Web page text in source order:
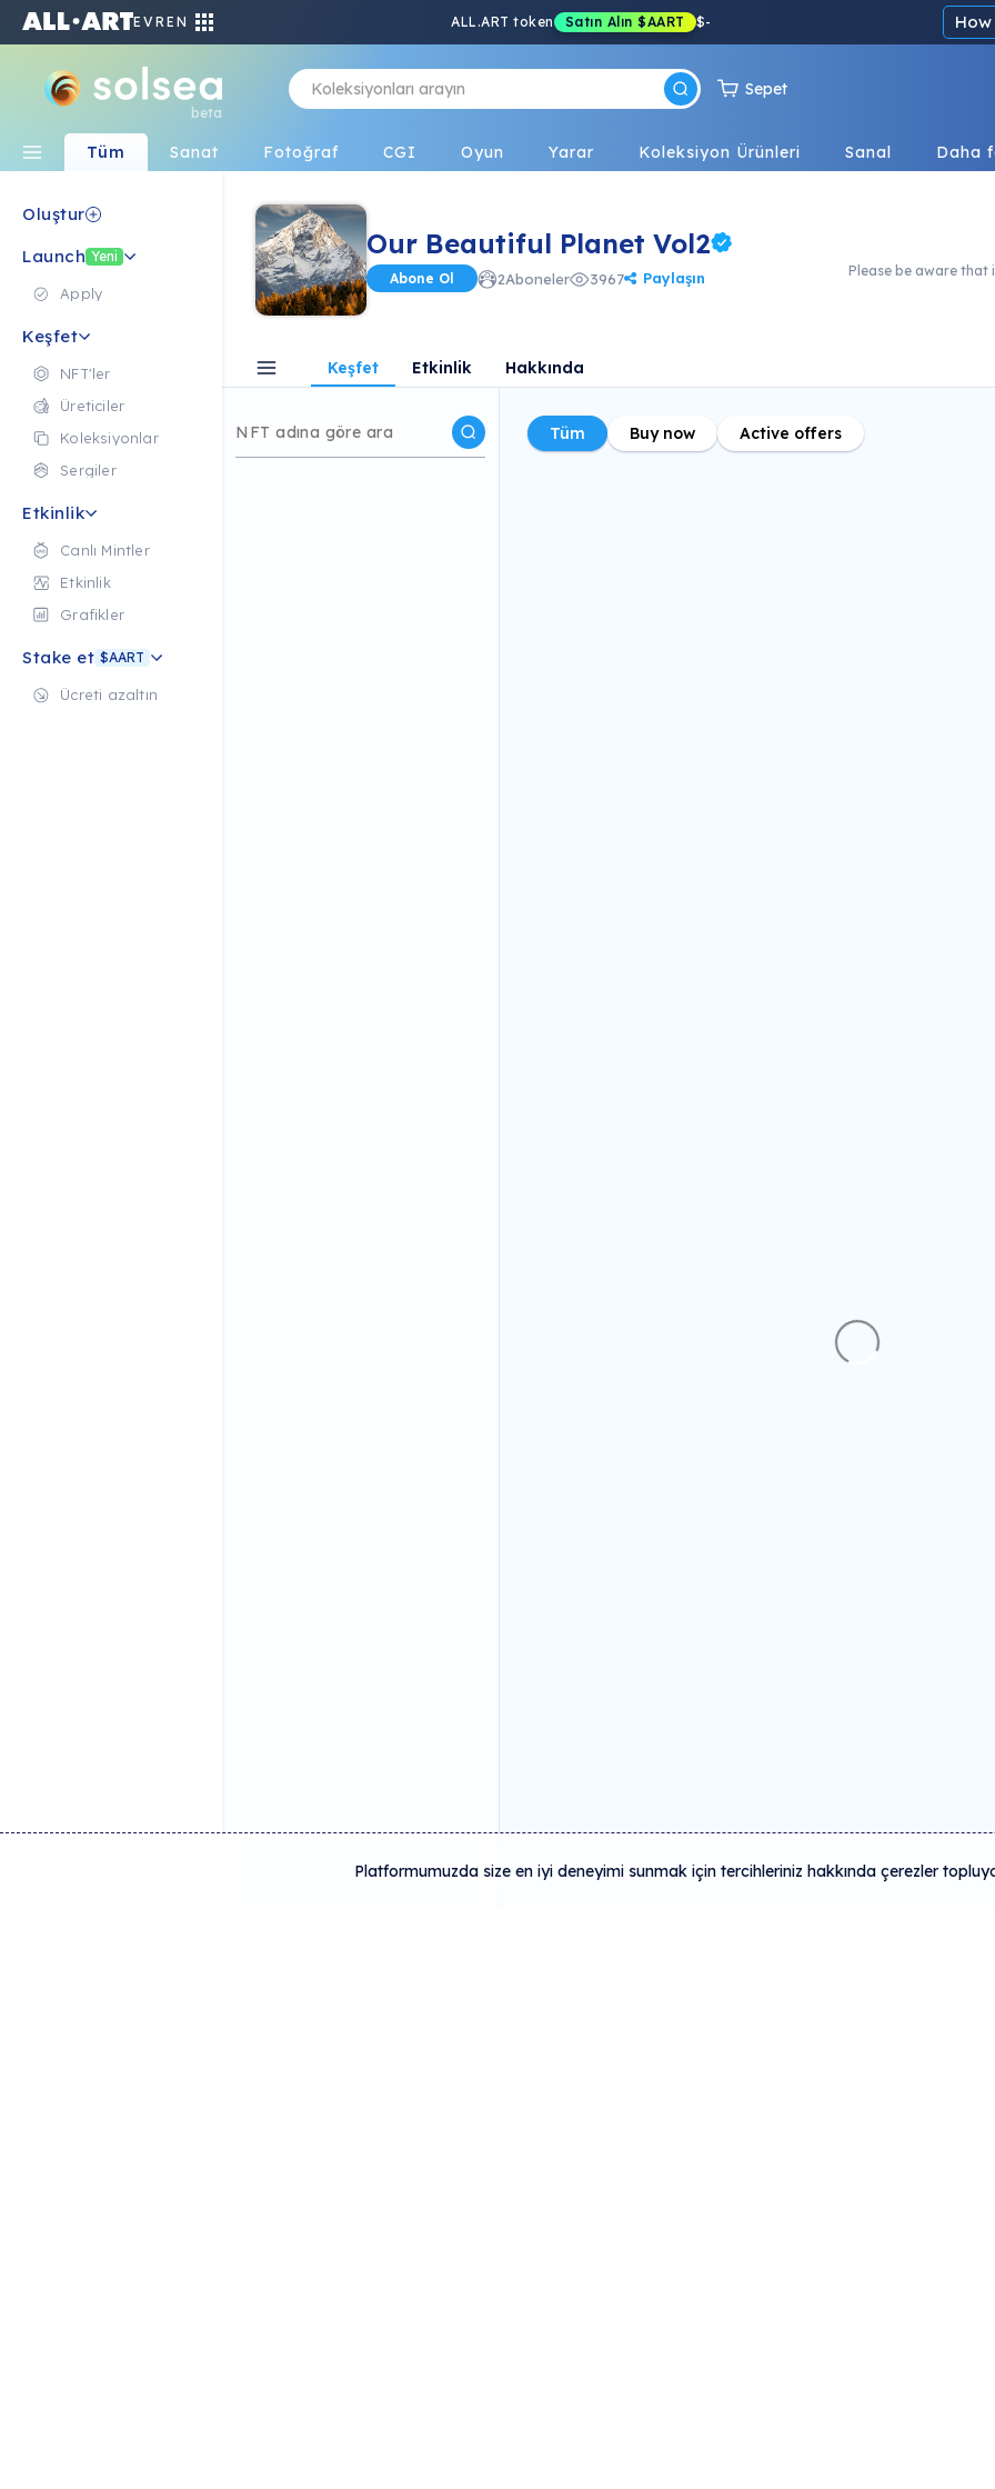
EVREN ALL.ART token Satın Alın $AART $-
beta
Sepet
Tüm Sanat Fotoğraf CGI Oyun Yarar Koleksiyon Ürünleri Sanal Daha
Oluştur
Launch Yeni
Apply
Keşfet
NFT'ler
Üreticiler
Koleksiyonlar
Sergiler
Etkinlik
Canlı Mintler
Etkinlik
Grafikler
Stake et $AART
Ücreti azaltın
Our Beautiful Planet Vol2
Abone Ol 2Aboneler 3967 Paylaşın Please be aware that
Keşfet Etkinlik Hakkında
Tüm Buy now Active offers
Platformumuzda size en iyi deneyimi sunmak için tercihleriniz hakkında çerezler